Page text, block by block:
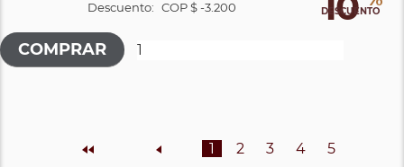
DESCUENTO
Descuento: COP $ -3.200
Inicio Anterior 1 2 3 4
5